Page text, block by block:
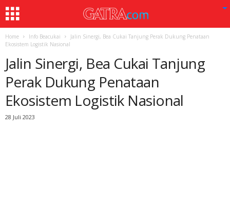
Home Info Beacukai
Jalin Sinergi, Bea Cukai Tanjung Perak Dukung Penataan
Ekosistem Logistik Nasional
Jalin Sinergi, Bea Cukai Tanjung
Perak Dukung Penataan
Ekosistem Logistik Nasional
28 Juli 2023